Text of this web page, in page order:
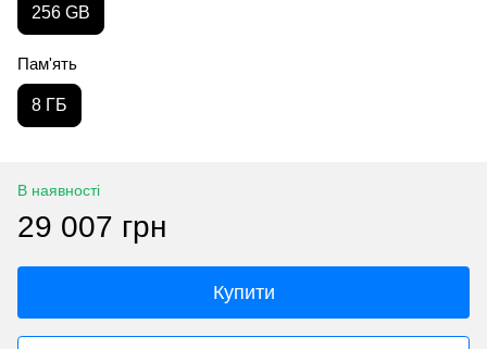
256 GB
Пам'ять
8 ГБ
В наявності
29 007 грн
Купити